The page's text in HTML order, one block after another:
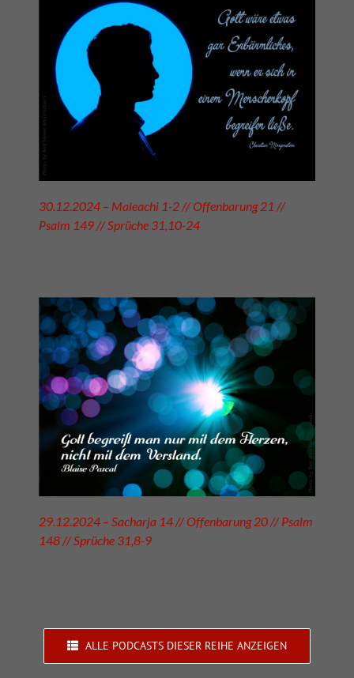
30.12.2024 – Maleachi 1-2 // Offenbarung 21 //
Psalm 149 // Sprüche 31,10-24
29.12.2024 – Sacharja 14 // Offenbarung 20 // Psalm
148 // Sprüche 31,8-9
ALLE PODCASTS DIESER REIHE ANZEIGEN